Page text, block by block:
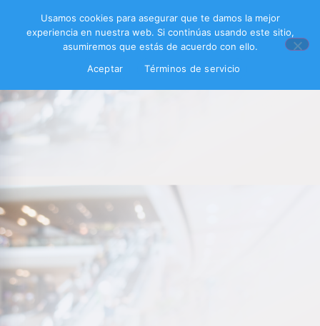
Usamos cookies para asegurar que te damos la mejor
experiencia en nuestra web. Si continúas usando este sitio,
asumiremos que estás de acuerdo con ello.
Aceptar
Términos de servicio